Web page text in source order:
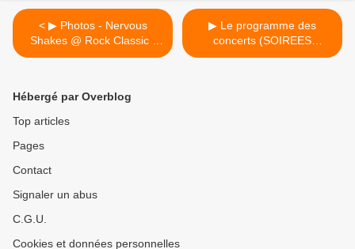
< ▶ Photos - Nervous
Shakes @ Rock Classic -
27/09/2018
▶ Le programme des
concerts (SOIREES
CERISES) du 04 au 13
Hébergé par Overblog
Top articles
Pages
Contact
Signaler un abus
C.G.U.
Cookies et données personnelles